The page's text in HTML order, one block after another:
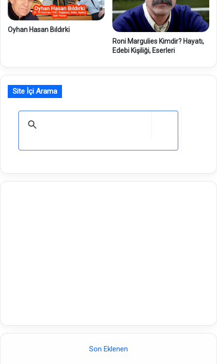
Oyhan Hasan Bıldırki
Roni Margulies Kimdir? Hayatı,
Edebi Kişiliği, Eserleri
Site İçi Arama
Son Eklenen